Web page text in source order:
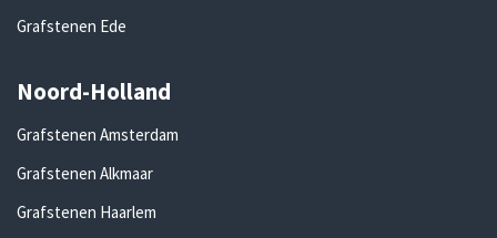
Grafstenen Ede
Noord-Holland
Grafstenen Amsterdam
Grafstenen Alkmaar
Grafstenen Haarlem